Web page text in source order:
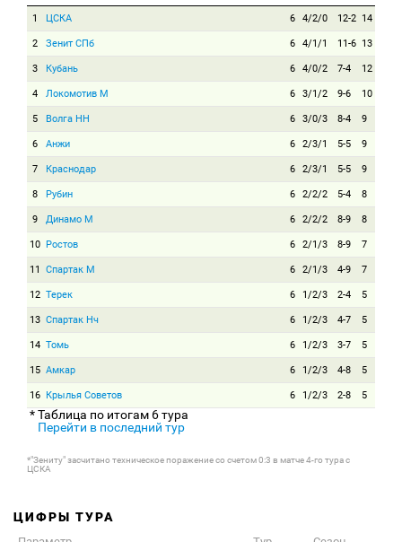
1 ЦСКА 6 4/2/0 12-2 14
2 Зенит СПб 6 4/1/1 11-6 13
3 Кубань 6 4/0/2 7-4 12
4 Локомотив М 6 3/1/2 9-6 10
5 Волга НН 6 3/0/3 8-4 9
6 Анжи 6 2/3/1 5-5 9
7 Краснодар 6 2/3/1 5-5 9
8 Рубин 6 2/2/2 5-4 8
9 Динамо М 6 2/2/2 8-9 8
10 Ростов 6 2/1/3 8-9 7
11 Спартак М 6 2/1/3 4-9 7
12 Терек 6 1/2/3 2-4 5
13 Спартак Нч 6 1/2/3 4-7 5
14 Томь 6 1/2/3 3-7 5
15 Амкар 6 1/2/3 4-8 5
16 Крылья Советов 6 1/2/3 2-8 5
* Таблица по итогам 6 тура
Перейти в последний тур
*"Зениту" засчитано техническое поражение со счетом 0:3 в матче 4-го тура с
ЦСКА
ЦИФРЫ ТУРА